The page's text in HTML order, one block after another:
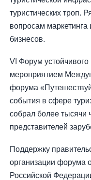
туристических троп.
вопросам
бизнесов.
VI Форум
мероприятием
форума
события в сфере
собрал более тысячи
представителей
Поддержку
организации форума
Российской